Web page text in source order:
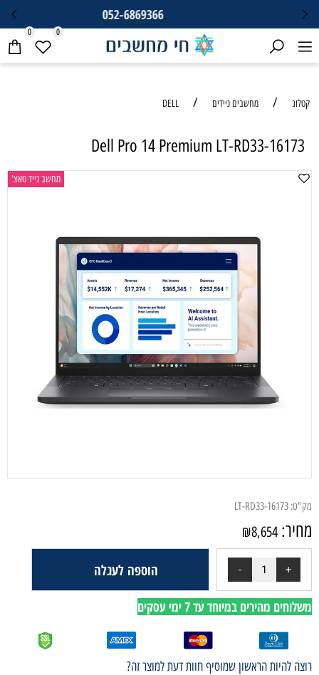
052-6869366
0 0
קטלוג / מחשבים ניידים /
DELL
Dell Pro 14 Premium LT-RD33-16173
מחשב נייד טאצ'
מק"ט: LT-RD33-16173
מחיר: ₪8,654
הוספה לעגלה
משלוחים מהירים במיוחד עד 7 ימי עסקים
רוצה להיות הראשון שמוסיף חוות דעת למוצר זה?